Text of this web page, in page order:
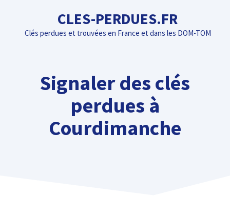
contenu
CLES-PERDUES.FR
Clés perdues et trouvées en France et dans les DOM-TOM
Signaler des clés
perdues à
Courdimanche